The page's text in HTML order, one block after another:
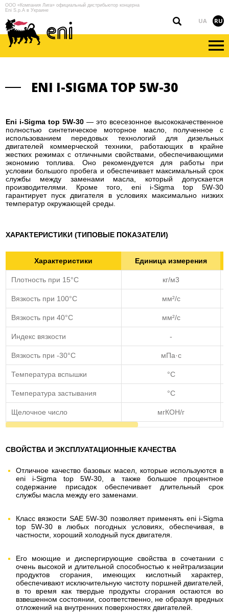
ООО «Компания Лига» официальный дистрибьютор концерна
Eni S.p.A в Украине
UA RU
ENI I-SIGMA TOP 5W-30
Eni i-Sigma top 5W-30 — это всесезонное высококачественное
полностью синтетическое моторное масло, полученное с
использованием передовых технологий для дизельных
двигателей коммерческой техники, работающих в крайне
жестких режимах с отличными свойствами, обеспечивающими
экономию топлива. Оно рекомендуется для работы при
условии большого пробега и обеспечивает максимальный срок
службы между заменами масла, который допускается
производителями. Кроме того, eni i-Sigma top 5W-30
гарантирует пуск двигателя в условиях максимально низких
температур окружающей среды.
ХАРАКТЕРИСТИКИ (ТИПОВЫЕ ПОКАЗАТЕЛИ)
Характеристики Единица измерения
Плотность при 15°С кг/м3
Вязкость при 100°C мм²/с
Вязкость при 40°C мм²/с
Индекс вязкости -
Вязкость при -30°C мПа·с
Температура вспышки °C
Температура застывания °C
Щелочное число мгКОН/г
СВОЙСТВА И ЭКСПЛУАТАЦИОННЫЕ КАЧЕСТВА
Отличное качество базовых масел, которые используются в
eni i-Sigma top 5W-30, а также большое процентное
содержание присадок обеспечивает длительный срок
службы масла между его заменами.
Класс вязкости SAE 5W-30 позволяет применять eni i-Sigma
top 5W-30 в любых погодных условиях, обеспечивая, в
частности, хороший холодный пуск двигателя.
Его моющие и диспергирующие свойства в сочетании с
очень высокой и длительной способностью к нейтрализации
продуктов сгорания, имеющих кислотный характер,
обеспечивают исключительную чистоту поршней двигателей,
в то время как твердые продукты сгорания остаются во
взвешенном состоянии, соответственно, не образуя вредных
отложений на внутренних поверхностях двигателей.